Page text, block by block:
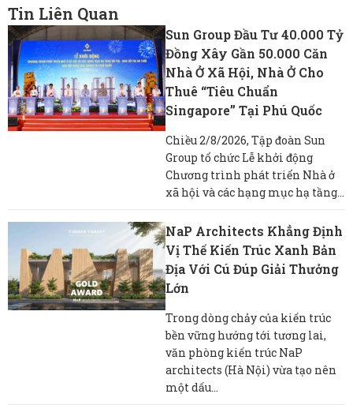
Tin Liên Quan
Sun Group Đầu Tư 40.000 Tỷ
Đồng Xây Gần 50.000 Căn
Nhà Ở Xã Hội, Nhà Ở Cho
Thuê “tiêu Chuẩn
Singapore” Tại Phú Quốc
Chiều 2/8/2026, Tập đoàn Sun
Group tổ chức Lễ khởi động
Chương trình phát triển Nhà ở
xã hội và các hạng mục hạ tầng...
NaP Architects Khẳng Định
Vị Thế Kiến Trúc Xanh Bản
Địa Với Cú Đúp Giải Thưởng
Lớn
Trong dòng chảy của kiến trúc
bền vững hướng tới tương lai,
văn phòng kiến trúc NaP
architects (Hà Nội) vừa tạo nên
một dấu...